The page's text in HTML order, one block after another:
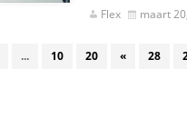
Flex maart
... 10 20 « 28